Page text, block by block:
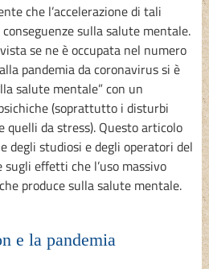
che l’accelerazione di tali
sulla salute mentale.
se ne è occupata nel numero
pandemia da coronavirus si è
salute mentale” con un
(soprattutto i disturbi
quelli da stress). Questo articolo
degli studiosi e degli operatori del
effetti che l’uso massivo
produce sulla salute mentale.
e la pandemia